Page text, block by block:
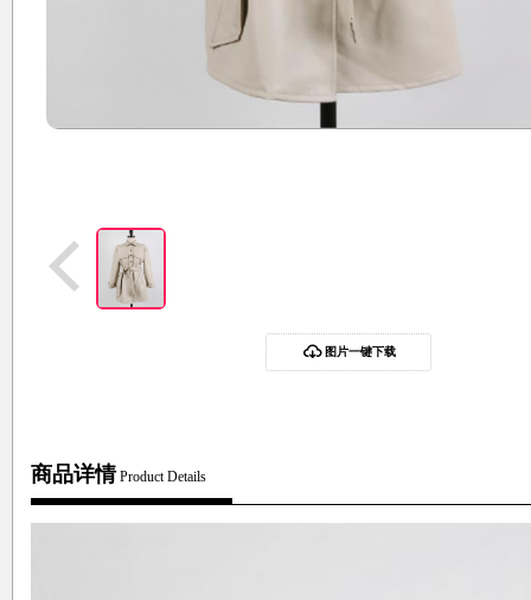
图片一键下载
商品详情 Product Details